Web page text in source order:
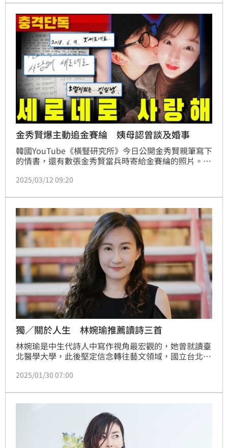
開始就是金秀賢先開始接近金賽綸，兩人交往後，金秀
賢甚至與剛成年的金賽綸討論結婚。
金秀賢爆主動追金賽綸 姨母認曾談及婚事
韓國YouTube《橫豎研究所》今日公開金秀賢親筆寫下
的情書，還有數張金秀賢當兵時寄給金賽綸的照片。信
白 「撒朗嘿」。
2025/03/12 09:20
獨／關於人生 林婉瑜推薦讀詩三首
林婉瑜是中生代詩人中寫作視角最宏觀的，她曾就讀臺
北醫學大學，此後堅定信念轉往藝文領域，國立台北藝
於柔軟。她說自己的詩是「靈魂很大隻」的，詩集《那
從文學跨界到了電影，同時也是作詞人。她的創作強調
自由與本質，不為任何框架而低頭，還帶有一點數理的
2025/01/30 07:00